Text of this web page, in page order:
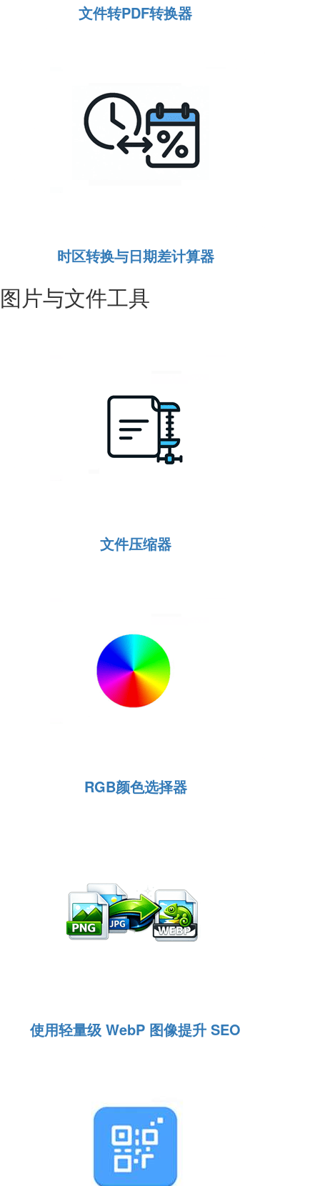
文件转PDF转换器
时区转换与日期差计算器
图片与文件工具
文件压缩器
RGB颜色选择器
使用轻量级 WebP 图像提升 SEO